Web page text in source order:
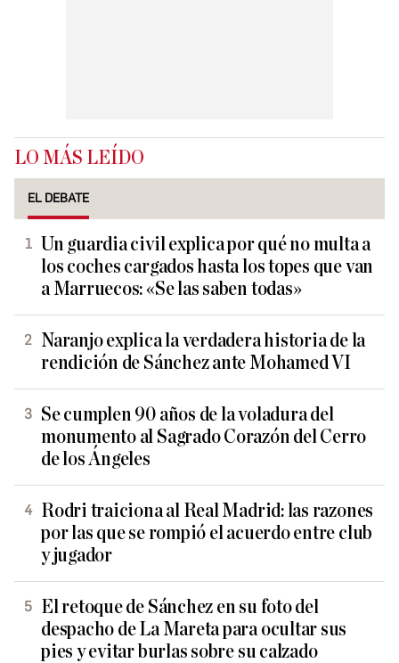
LO MÁS LEÍDO
EL DEBATE
Un guardia civil explica por qué no multa a
los coches cargados hasta los topes que van
a Marruecos: «Se las saben todas»
Naranjo explica la verdadera historia de la
rendición de Sánchez ante Mohamed VI
Se cumplen 90 años de la voladura del
monumento al Sagrado Corazón del Cerro
de los Ángeles
Rodri traiciona al Real Madrid: las razones
por las que se rompió el acuerdo entre club
y jugador
El retoque de Sánchez en su foto del
despacho de La Mareta para ocultar sus
pies y evitar burlas sobre su calzado